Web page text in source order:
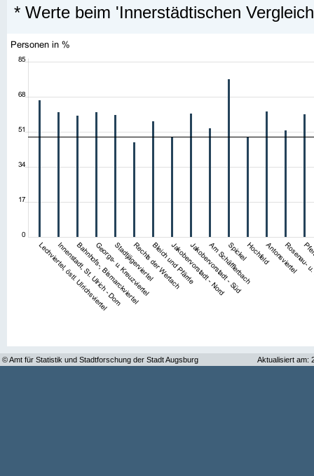
* Werte beim 'Innerstädtischen
© Amt für Statistik und Stadtforschung der Stadt Augsburg Aktualisiert am: